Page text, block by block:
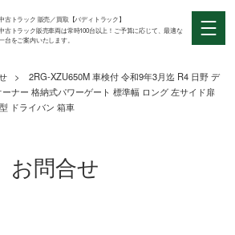
古トラック 販売／買取【バディトラック】
古トラック販売車両は常時100台以上！ご予算に応じて、最適な
台をご案内いたします。
2RG-XZU650M 車検付 令和9年3月迄 R4 日野 デ
ナー 格納式パワーゲート 標準幅 ロング 左サイド扉
ドライバン 箱車
お問合せ